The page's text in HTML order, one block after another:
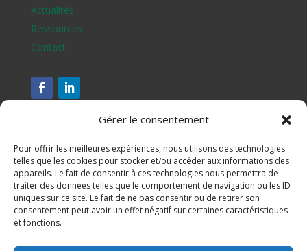
Gérer le consentement
Pour offrir les meilleures expériences, nous utilisons des technologies
telles que les cookies pour stocker et/ou accéder aux informations des
appareils. Le fait de consentir à ces technologies nous permettra de
traiter des données telles que le comportement de navigation ou les ID
uniques sur ce site. Le fait de ne pas consentir ou de retirer son
consentement peut avoir un effet négatif sur certaines caractéristiques
et fonctions.
Actualités
Ressources
Contact
Assesse, Ciney, Gesves, Hamois, Havelange et Ohey